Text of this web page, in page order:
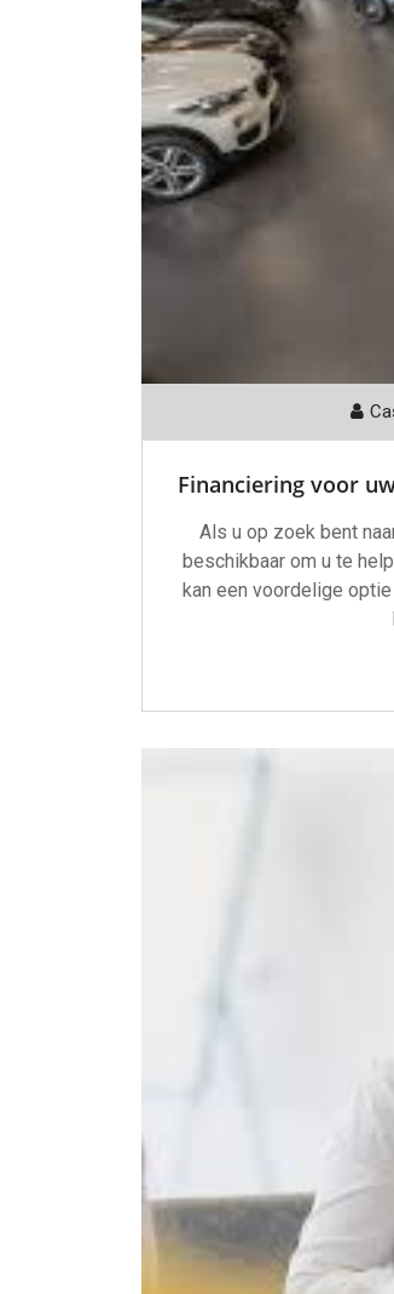
Financiering voor
Als u op zoek bent
beschikbaar om u te
kan een voordelige